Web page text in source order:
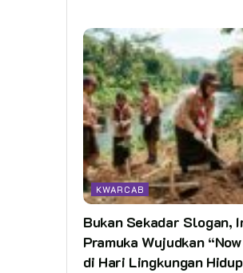
KWARCAB
Bukan Sekadar Slogan,
Pramuka Wujudkan
di Hari Lingkungan